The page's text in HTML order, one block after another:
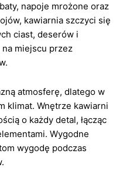
napoje mrożone oraz
kawiarnia szczyci się
ciast, deserów i
miejscu przez
atmosferę, dlatego w
klimat. Wnętrze kawiarni
o każdy detal, łącząc
Wygodne
wygodę podczas